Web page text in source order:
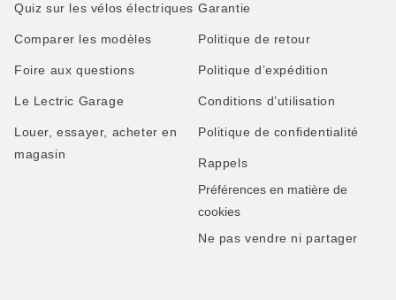
Quiz sur les vélos électriques
Comparer les modèles
Foire aux questions
Le Lectric Garage
Louer, essayer, acheter en
magasin
Garantie
Politique de retour
Politique d’expédition
Conditions d’utilisation
Politique de confidentialité
Rappels
Préférences en matière de
cookies
Ne pas vendre ni partager